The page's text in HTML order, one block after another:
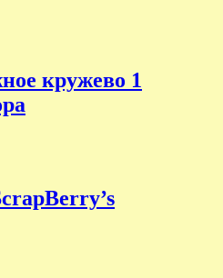
кружево 1